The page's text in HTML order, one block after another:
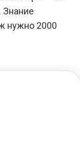
Знание
нужно 2000